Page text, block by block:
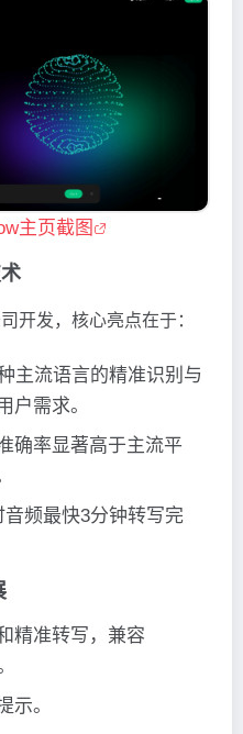
主页截图
开发，核心亮点在于：
主流语言的精准识别与
户需求。
确率显著高于主流平
音频最快3分钟转写完
精准转写，兼容
示。